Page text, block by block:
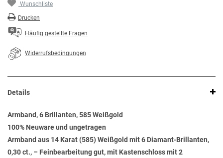
Wunschliste
Drucken
Häufig gestellte Fragen
Widerrufsbedingungen
Details
Armband, 6 Brillanten, 585 Weißgold
100% Neuware und ungetragen
Armband aus 14 Karat (585) Weißgold mit 6 Diamant-Brillanten,
0,30 ct., – Feinbearbeitung gut, mit Kastenschloss mit 2